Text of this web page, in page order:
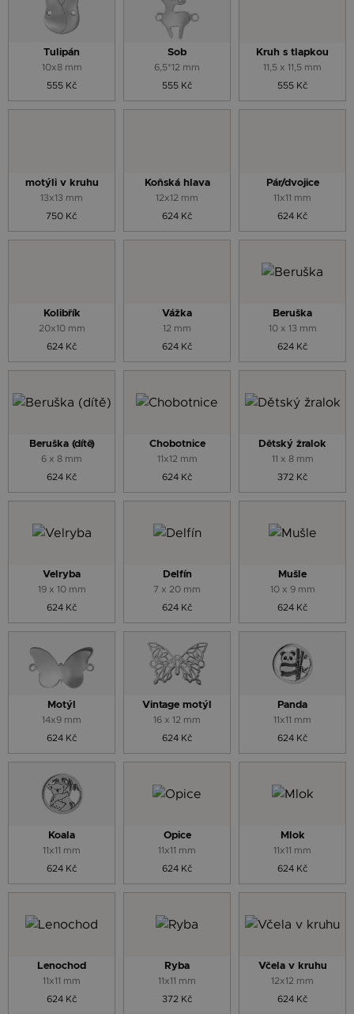
Tulipán
10x8 mm
555 Kč
Sob
6,5*12 mm
555 Kč
Kruh s tlapkou
11,5 x 11,5 mm
555 Kč
motýli v kruhu
13x13 mm
750 Kč
Koňská hlava
12x12 mm
624 Kč
Pár/dvojice
11x11 mm
624 Kč
Kolibřík
20x10 mm
624 Kč
Vážka
12 mm
624 Kč
Beruška
10 x 13 mm
624 Kč
Beruška (dítě)
6 x 8 mm
624 Kč
Chobotnice
11x12 mm
624 Kč
Dětský žralok
11 x 8 mm
372 Kč
Velryba
19 x 10 mm
624 Kč
Delfín
7 x 20 mm
624 Kč
Mušle
10 x 9 mm
624 Kč
Motýl
14x9 mm
624 Kč
Vintage motýl
16 x 12 mm
624 Kč
Panda
11x11 mm
624 Kč
Koala
11x11 mm
624 Kč
Opice
11x11 mm
624 Kč
Mlok
11x11 mm
624 Kč
Lenochod
11x11 mm
624 Kč
Ryba
11x11 mm
372 Kč
Včela v kruhu
12x12 mm
624 Kč